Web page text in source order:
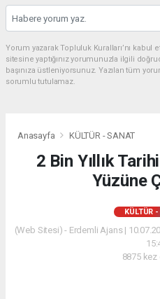
Yorum yazarak Topluluk Kuralları’nı
sitesine yaptığınız yorumunuzla ilgili
başınıza üstleniyorsunuz. Yazılan tüm
sorumlu tutulamaz.
Anasayfa KÜLTÜR - SANAT
2 Bin Yıllık
Yüzüne
KÜLTÜR
(Web Sitesi) - Erdemli Ajans |
8875 kez